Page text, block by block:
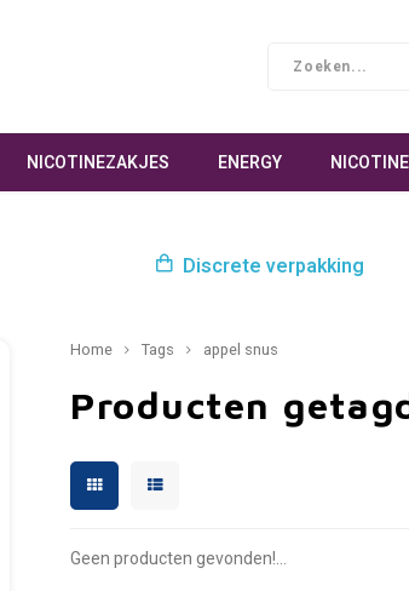
NICOTINEZAKJES ENERGY
Discrete verpakking
Home Tags appel snus
Producten
Geen producten gevonden!...